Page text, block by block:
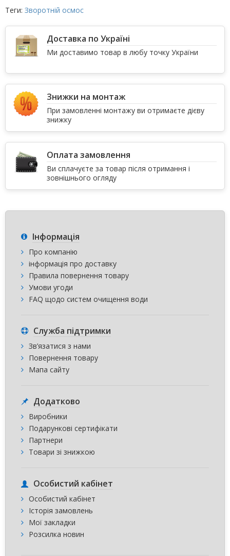
Теги: Зворотній осмос
Доставка по Україні
Ми доставимо товар в любу точку України
Знижки на монтаж
При замовленні монтажу ви отримаєте дієву
знижку
Оплата замовлення
Ви сплачуєте за товар після отримання і
зовнішнього огляду
Інформація
Про компанію
інформація про доставку
Правила повернення товару
Умови угоди
FAQ щодо систем очищення води
Служба підтримки
Зв’язатися з нами
Повернення товару
Мапа сайту
Додатково
Виробники
Подарункові сертифікати
Партнери
Товари зі знижкою
Особистий кабінет
Особистий кабінет
Історія замовлень
Мої закладки
Розсилка новин